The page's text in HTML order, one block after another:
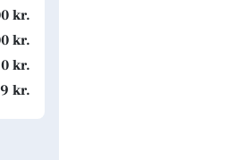
kr.
kr.
kr.
kr.